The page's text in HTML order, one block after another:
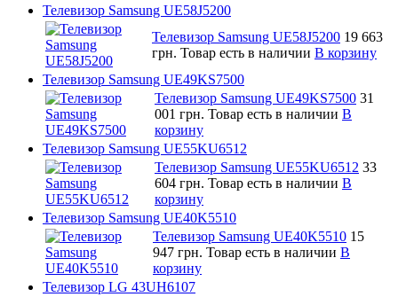
Телевизор Samsung UE58J5200
Телевизор Samsung UE58J5200 19 663
грн. Товар есть в наличии В корзину
Телевизор Samsung UE49KS7500
Телевизор Samsung UE49KS7500 31
001 грн. Товар есть в наличии В
корзину
Телевизор Samsung UE55KU6512
Телевизор Samsung UE55KU6512 33
604 грн. Товар есть в наличии В
корзину
Телевизор Samsung UE40K5510
Телевизор Samsung UE40K5510 15
947 грн. Товар есть в наличии В
корзину
Телевизор LG 43UH6107